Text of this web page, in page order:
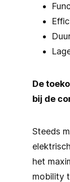
De
bij de
Steeds
het
mobility